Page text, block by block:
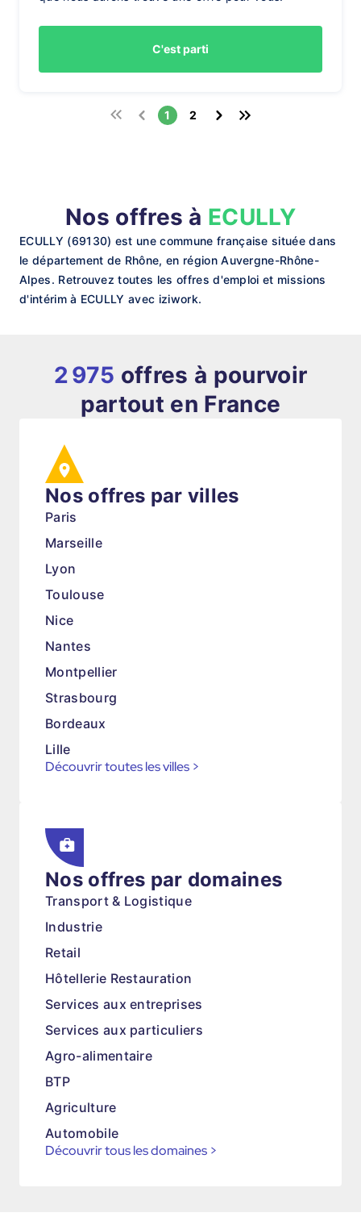
C'est parti
1 2
Nos offres à ECULLY
ECULLY (69130) est une commune française située dans
le département de Rhône, en région Auvergne-Rhône-
Alpes. Retrouvez toutes les offres d'emploi et missions
d'intérim à ECULLY avec iziwork.
2 975 offres à pourvoir
partout en France
Nos offres par villes
Paris
Marseille
Lyon
Toulouse
Nice
Nantes
Montpellier
Strasbourg
Bordeaux
Lille
Découvrir toutes les villes >
Nos offres par domaines
Transport & Logistique
Industrie
Retail
Hôtellerie Restauration
Services aux entreprises
Services aux particuliers
Agro-alimentaire
BTP
Agriculture
Automobile
Découvrir tous les domaines >